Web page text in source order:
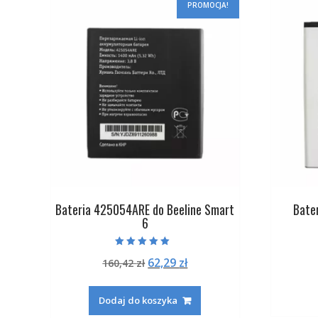
PROMOCJA!
Bateria 425054ARE do Beeline Smart
6
5.00
na 5
160,42zł Pierwotna
wynosiła:
160,42 zł.
62,29 złAktualna
62,29 zł.
Dodaj do koszyka